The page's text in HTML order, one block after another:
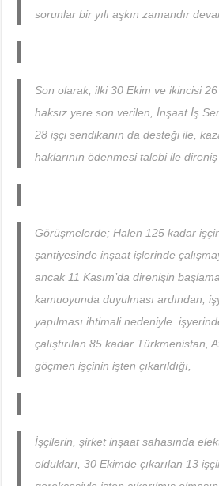
sorunlar bir yılı aşkın zamandır
Son olarak; ilki 30 Ekim ve ikincisi 26
haksız yere son verilen, İnşaat İş
28 işçi sendikanın da desteği ile,
haklarının ödenmesi talebi ile direniş
Görüşmelerde; Halen 125 kadar
şantiyesinde inşaat işlerinde
ancak 11 Kasım’da direnişin
kamuoyunda duyulması ardından,
yapılması ihtimali nedeniyle
çalıştırılan 85 kadar Türkmenistan,
göçmen işçinin işten çıkarıldığı,
İşçilerin, şirket inşaat sahasında
oldukları, 30 Ekimde çıkarılan 13